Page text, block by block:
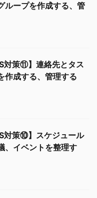
ループを作成する、管
対策⑪】連絡先とタス
作成する、管理する
対策⑩】スケジュール
、イベントを整理す